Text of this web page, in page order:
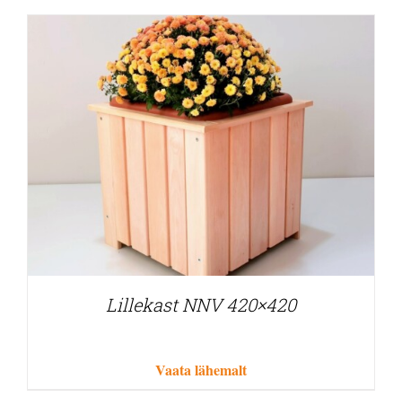
Lillekast NNV 420×420
Vaata lähemalt